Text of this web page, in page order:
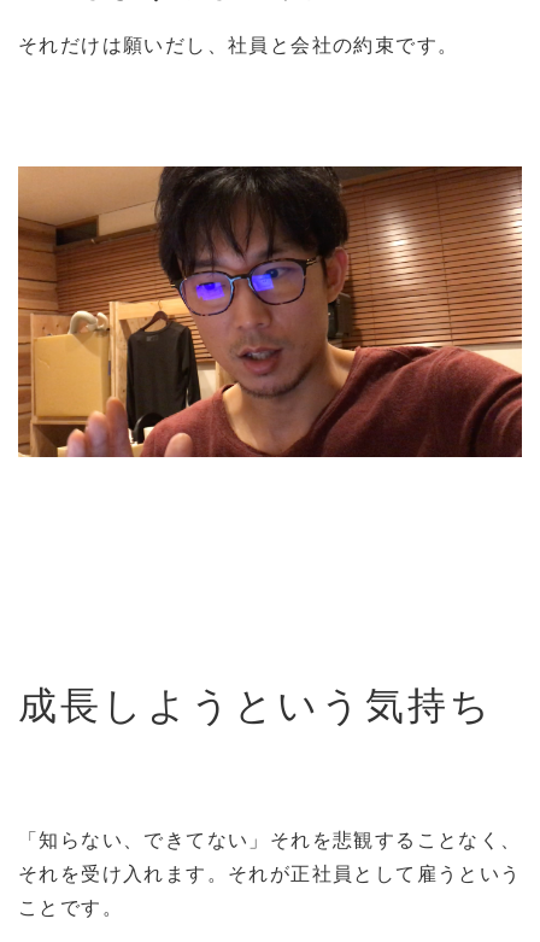
それだけは願いだし、社員と会社の約束です。
成長しようという気持ち
「知らない、できてない」それを悲観することなく、
それを受け入れます。それが正社員として雇うという
ことです。